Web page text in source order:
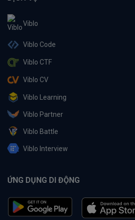
Viblo
Viblo Code
Viblo CTF
Viblo CV
Viblo Learning
Viblo Partner
Viblo Battle
Viblo Interview
ỨNG DỤNG DI ĐỘNG